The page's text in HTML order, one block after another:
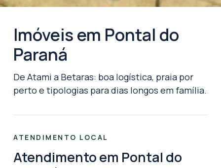
Imóveis em Pontal do
Paraná
De Atami a Betaras: boa logística, praia por
perto e tipologias para dias longos em família.
ATENDIMENTO LOCAL
Atendimento em Pontal do